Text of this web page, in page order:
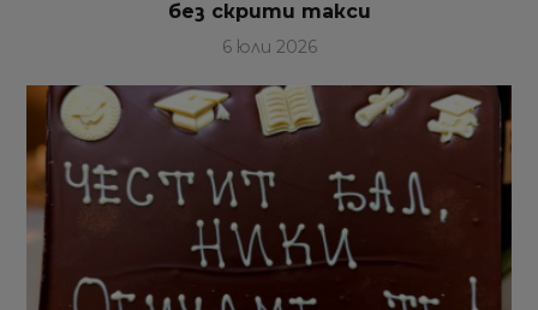
без скрити такси
6 юли 2026